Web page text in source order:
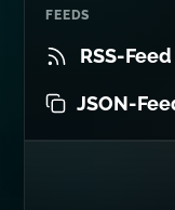
FEEDS
RSS-Feed
JSON-